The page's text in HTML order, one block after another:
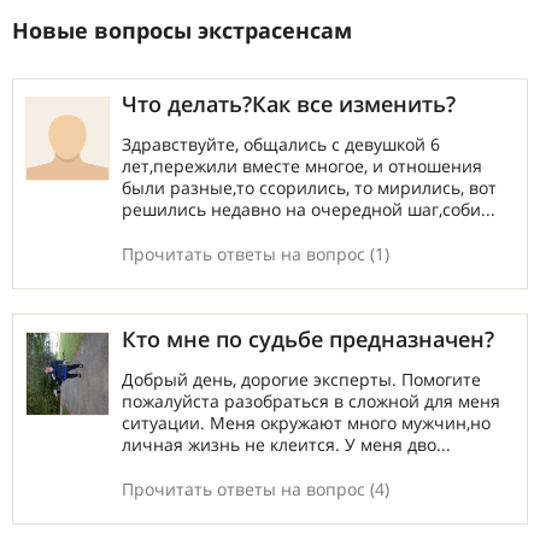
Новые вопросы экстрасенсам
Что делать?Как все изменить?
Здравствуйте, общались с девушкой 6
лет,пережили вместе многое, и отношения
были разные,то ссорились, то мирились, вот
решились недавно на очередной шаг,соби...
Прочитать ответы на вопрос (1)
Кто мне по судьбе предназначен?
Добрый день, дорогие эксперты. Помогите
пожалуйста разобраться в сложной для меня
ситуации. Меня окружают много мужчин,но
личная жизнь не клеится. У меня дво...
Прочитать ответы на вопрос (4)